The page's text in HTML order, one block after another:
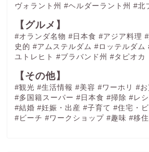
ヴォラント州 #ヘルダーラント州 #北
【グルメ】
#オランダ名物 #日本食 #アジア料理
史的 #アムステルダム #ロッテルダム
ユトレヒト #ブラバンド州 #タピオカ
【その他】
#観光 #生活情報 #美容 #ワーホリ #
#多国籍スーパー #日本食 #掃除 #レ
#結婚 #妊娠・出産 #子育て #住宅・
#ビーチ #ワークショップ #趣味 #移